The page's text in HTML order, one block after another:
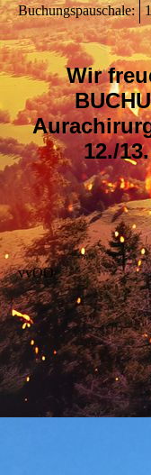
Buchungspauschale:
Wir
12./
vvOO